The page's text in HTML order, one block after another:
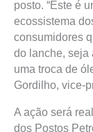
posto. “Este é
ecossistema
consumidores
do lanche, seja
uma troca de
Gordilho, vice-
A ação será
dos Postos